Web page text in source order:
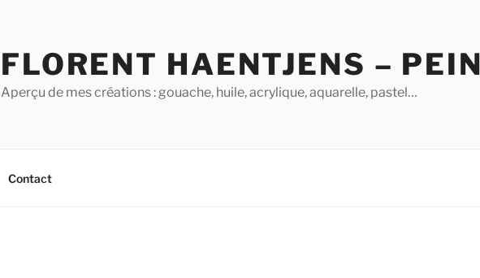
FLORENT HAENTJENS –
Aperçu de mes créations : gouache, huile, acrylique, aquarelle, pastel…
Contact